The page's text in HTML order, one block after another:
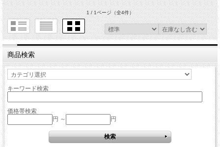
1 / 1ページ（全4件）
商品検索
キーワード検索
価格帯検索
円 ～
円